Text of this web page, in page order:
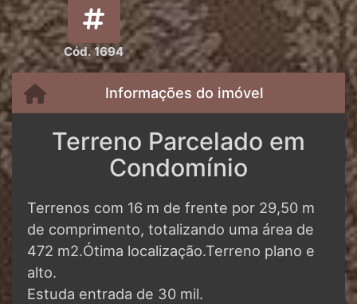
Cód. 1694
Informações do imóvel
Terreno Parcelado em
Condomínio
Terrenos com 16 m de frente por 29,50 m
de comprimento, totalizando uma área de
472 m2.Ótima localização.Terreno plano e
alto.
Estuda entrada de 30 mil.